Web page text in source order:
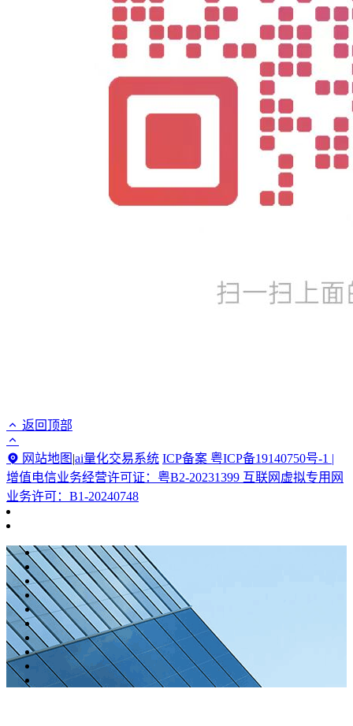
返回顶部
网站地图 ai量化交易系统 ICP备案 粤ICP备19140750号-1 |
增值电信业务经营许可证：粤B2-20231399 互联网虚拟专用网
业务许可：B1-20240748